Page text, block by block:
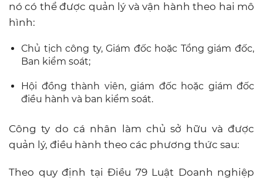
nó có thể được quản lý và vận hành theo hai mô
hình:
Chủ tịch công ty, Giám đốc hoặc Tổng giám đốc,
Ban kiểm soát;
Hội đồng thành viên, giám đốc hoặc giám đốc
điều hành và ban kiểm soát.
Công ty do cá nhân làm chủ sở hữu và được
quản lý, điều hành theo các phương thức sau:
Theo quy định tại Điều 79 Luật Doanh nghiệp